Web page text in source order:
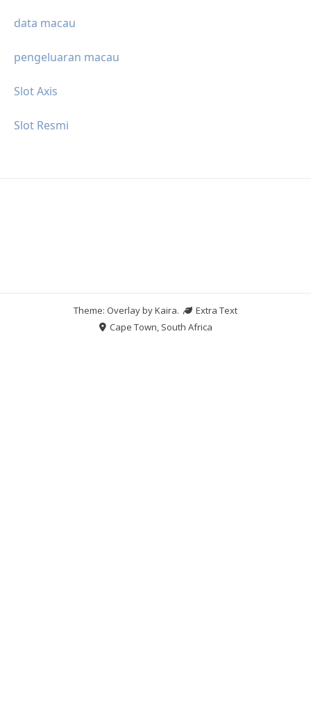
data macau
pengeluaran macau
Slot Axis
Slot Resmi
Theme: Overlay byKaira.
Extra Text
Cape Town, South Africa